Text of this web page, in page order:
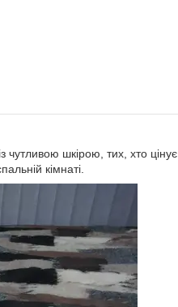
чутливою шкірою, тих, хто цінує
кімнаті.